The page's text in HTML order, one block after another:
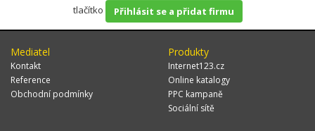
tlačítko
Přihlásit se a přidat firmu
Mediatel
Kontakt
Reference
Obchodní podmínky
Produkty
Internet123.cz
Online katalogy
PPC kampaně
Sociální sítě